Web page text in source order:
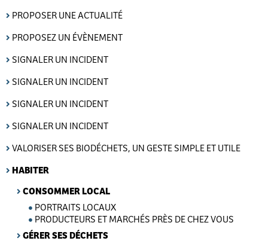
PROPOSER UNE ACTUALITÉ
PROPOSEZ UN ÉVÈNEMENT
SIGNALER UN INCIDENT
SIGNALER UN INCIDENT
SIGNALER UN INCIDENT
SIGNALER UN INCIDENT
VALORISER SES BIODÉCHETS, UN GESTE SIMPLE ET UTILE
HABITER
CONSOMMER LOCAL
PORTRAITS LOCAUX
PRODUCTEURS ET MARCHÉS PRÈS DE CHEZ VOUS
GÉRER SES DÉCHETS